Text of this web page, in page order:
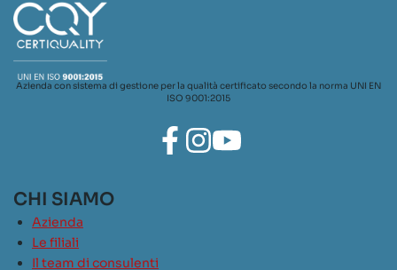
Azienda con sistema di gestione per la qualità certificato secondo la norma UNI EN
ISO 9001:2015
CHI SIAMO
Azienda
Le filiali
Il team di consulenti